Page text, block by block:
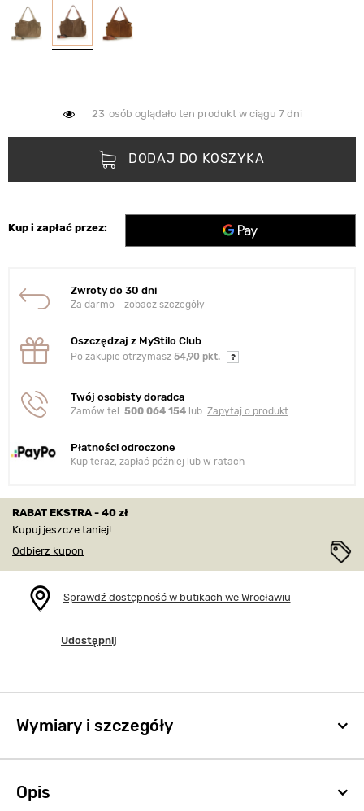
23 osób oglądało ten produkt w ciągu 7 dni
DODAJ DO KOSZYKA
Kup i zapłać przez:
Zwroty do 30 dni
Za darmo - zobacz szczegóły
Oszczędzaj z MyStilo Club
Po zakupie otrzymasz 54,90 pkt.
Twój osobisty doradca
Zamów tel. 500 064 154 lub Zapytaj o produkt
Płatności odroczone
Kup teraz, zapłać później lub w ratach
RABAT EKSTRA - 40 zł
Kupuj jeszcze taniej!
Odbierz kupon
Sprawdź dostępność w butikach we Wrocławiu
Udostępnij
Wymiary i szczegóły
Opis